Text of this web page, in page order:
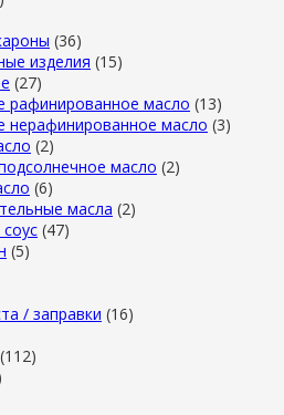
(36)
изделия (15)
(27)
рафинированное масло (13)
нерафинированное масло (3)
(2)
масло (2)
(6)
масла (2)
(47)
(5)
/ заправки (16)
(112)